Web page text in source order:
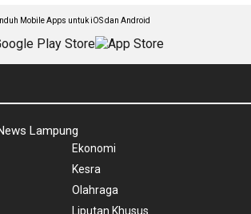
Mobile Apps untuk iOS dan Android
Lampung
Ekonomi
Kesra
Olahraga
Liputan Khusus